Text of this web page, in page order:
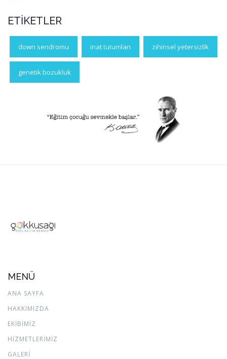
ETİKETLER
down sendromu inat tutumları zihinsel yetersizlik
genetik bozukluk
MENÜ
ANA SAYFA
HAKKIMIZDA
EKİBİMİZ
HİZMETLERİMİZ
GALERİ